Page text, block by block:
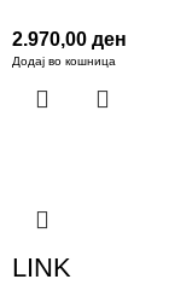
2.970,00 ден
Додај во кошница
LINK